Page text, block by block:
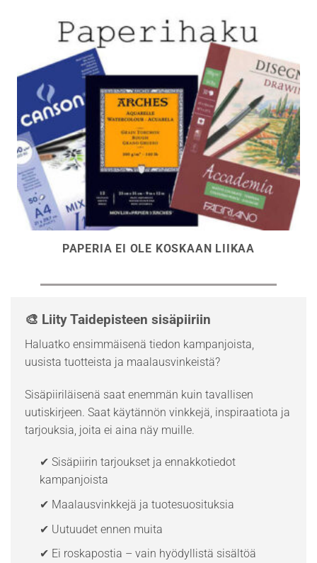
PAPERIA EI OLE KOSKAAN LIIKAA
🎨 Liity Taidepisteen sisäpiiriin
Haluatko ensimmäisenä tiedon kampanjoista,
uusista tuotteista ja maalausvinkeistä?
Sisäpiiriläisenä saat enemmän kuin tavallisen
uutiskirjeen. Saat käytännön vinkkejä, inspiraatiota ja
tarjouksia, joita ei aina näy muille.
✔ Sisäpiirin tarjoukset ja ennakkotiedot
kampanjoista
✔ Maalausvinkkejä ja tuotesuosituksia
✔ Uutuudet ennen muita
✔ Ei roskapostia – vain hyödyllistä sisältöä